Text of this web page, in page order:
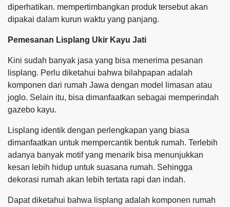
diperhatikan. mempertimbangkan produk tersebut akan
dipakai dalam kurun waktu yang panjang.
Pemesanan Lisplang Ukir Kayu Jati
Kini sudah banyak jasa yang bisa menerima pesanan
lisplang. Perlu diketahui bahwa bilahpapan adalah
komponen dari rumah Jawa dengan model limasan atau
joglo. Selain itu, bisa dimanfaatkan sebagai memperindah
gazebo kayu.
Lisplang identik dengan perlengkapan yang biasa
dimanfaatkan untuk mempercantik bentuk rumah. Terlebih
adanya banyak motif yang menarik bisa menunjukkan
kesan lebih hidup untuk suasana rumah. Sehingga
dekorasi rumah akan lebih tertata rapi dan indah.
Dapat diketahui bahwa lisplang adalah komponen rumah